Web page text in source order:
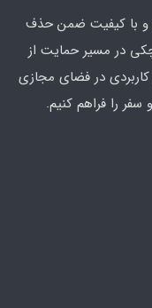
و با کیفیت ضمن حذف
در مسیر حمایت از
کاربردی در فضای مجازی
را فراهم کنیم.